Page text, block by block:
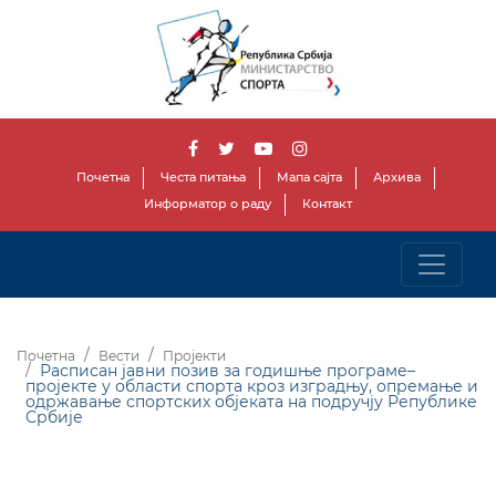
Почетна Честа питања Мапа сајта
Архива
Информатор о раду
Контакт
Почетна Вести Пројекти
Расписан јавни позив за годишње програме–
пројекте у области спорта кроз изградњу, опремање и
одржавање спортских објеката на подручју Републике
Србије